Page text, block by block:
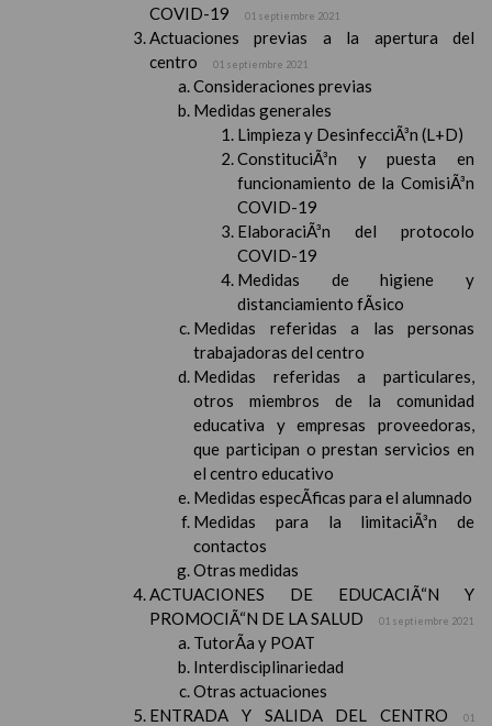
COVID-19
01 septiembre 2021
Actuaciones previas a la apertura del
centro
01 septiembre 2021
Consideraciones previas
Medidas generales
Limpieza y DesinfecciÃ³n (L+D)
ConstituciÃ³n y puesta en
funcionamiento de la ComisiÃ³n
COVID-19
ElaboraciÃ³n del protocolo
COVID-19
Medidas de higiene y
distanciamiento fÃ­sico
Medidas referidas a las personas
trabajadoras del centro
Medidas referidas a particulares,
otros miembros de la comunidad
educativa y empresas proveedoras,
que participan o prestan servicios en
el centro educativo
Medidas especÃ­ficas para el alumnado
Medidas para la limitaciÃ³n de
contactos
Otras medidas
ACTUACIONES DE EDUCACIÃ“N Y
PROMOCIÃ“N DE LA SALUD
01 septiembre 2021
TutorÃ­a y POAT
Interdisciplinariedad
Otras actuaciones
ENTRADA Y SALIDA DEL CENTRO
01